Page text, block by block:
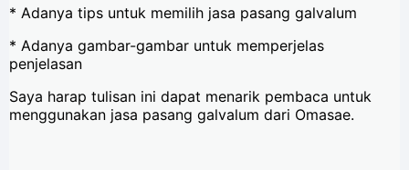
* Adanya tips untuk memilih jasa pasang galvalum
* Adanya gambar-gambar untuk memperjelas
penjelasan
Saya harap tulisan ini dapat menarik pembaca untuk
menggunakan jasa pasang galvalum dari Omasae.